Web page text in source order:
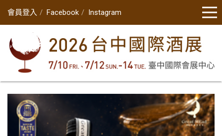
會員登入 Facebook Instagram